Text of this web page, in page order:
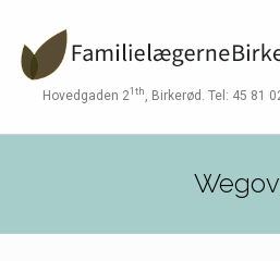
Hovedgaden 21th , Birkerød. Tel: 45 81